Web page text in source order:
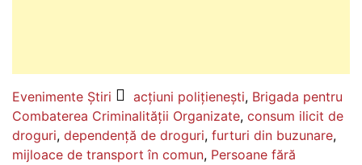
Evenimente Știri acțiuni polițienești, Brigada pentru
Combaterea Criminalității Organizate, consum ilicit de
droguri, dependență de droguri, furturi din buzunare,
mijloace de transport în comun, Persoane fără